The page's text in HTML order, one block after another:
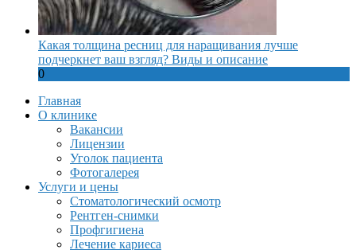
Какая толщина ресниц для наращивания лучше
подчеркнет ваш взгляд? Виды и описание
0
Главная
О клинике
Вакансии
Лицензии
Уголок пациента
Фотогалерея
Услуги и цены
Стоматологический осмотр
Рентген-снимки
Профгигиена
Лечение кариеса